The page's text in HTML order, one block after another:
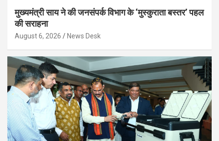
मुख्यमंत्री साय ने की जनसंपर्क विभाग के ‘मुस्कुराता बस्तर’ पहल
की सराहना
August 6, 2026 News Desk